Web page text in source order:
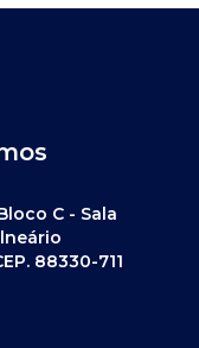
C - Sala
88330-711